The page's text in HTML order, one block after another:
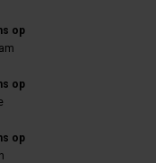
op
op
op